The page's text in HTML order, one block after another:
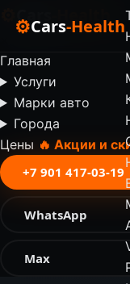
⚙Cars-Health
Cars -Health
Главная
Услуги
Марки авто
Города
Цены 🔥 Акции и
+7 901 417-03-19
WhatsApp
Max